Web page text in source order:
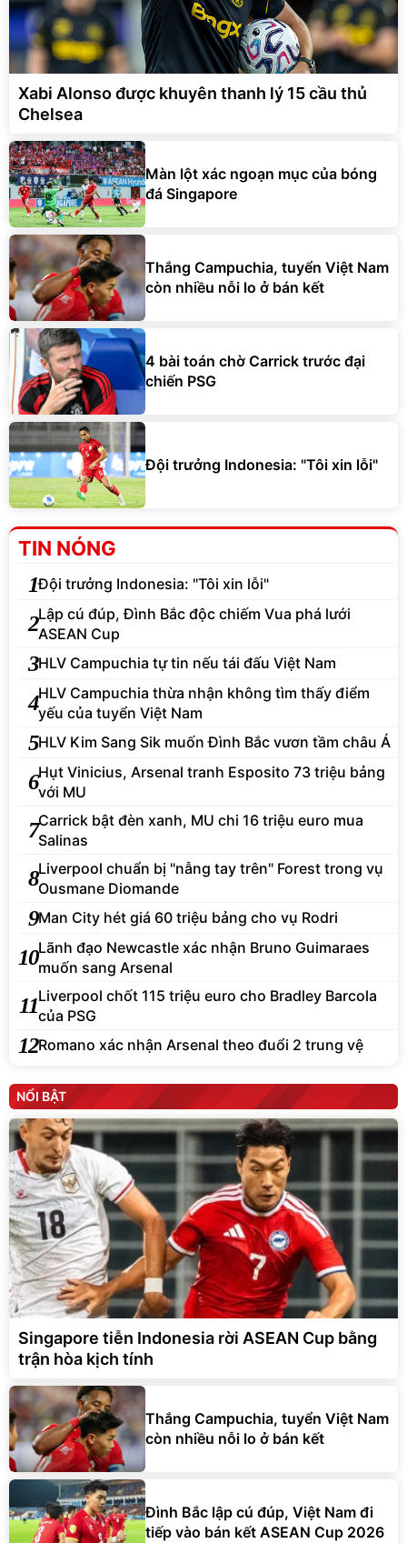
Xabi Alonso được khuyên thanh lý 15 cầu thủ
Chelsea
Màn lột xác ngoạn mục của bóng
đá Singapore
Thắng Campuchia, tuyển Việt Nam
còn nhiều nỗi lo ở bán kết
4 bài toán chờ Carrick trước đại
chiến PSG
Đội trưởng Indonesia: "Tôi xin lỗi"
TIN NÓNG
1Đội trưởng Indonesia: "Tôi xin lỗi"
2Lập cú đúp, Đình Bắc độc chiếm Vua phá lưới
ASEAN Cup
3HLV Campuchia tự tin nếu tái đấu Việt Nam
4HLV Campuchia thừa nhận không tìm thấy điểm
yếu của tuyển Việt Nam
5HLV Kim Sang Sik muốn Đình Bắc vươn tầm châu Á
6Hụt Vinicius, Arsenal tranh Esposito 73 triệu bảng
với MU
7Carrick bật đèn xanh, MU chi 16 triệu euro mua
Salinas
8Liverpool chuẩn bị "nẫng tay trên" Forest trong vụ
Ousmane Diomande
9Man City hét giá 60 triệu bảng cho vụ Rodri
10Lãnh đạo Newcastle xác nhận Bruno Guimaraes
muốn sang Arsenal
11Liverpool chốt 115 triệu euro cho Bradley Barcola
của PSG
12Romano xác nhận Arsenal theo đuổi 2 trung vệ
NỔI BẬT
Singapore tiễn Indonesia rời ASEAN Cup bằng
trận hòa kịch tính
Thắng Campuchia, tuyển Việt Nam
còn nhiều nỗi lo ở bán kết
Đình Bắc lập cú đúp, Việt Nam đi
tiếp vào bán kết ASEAN Cup 2026